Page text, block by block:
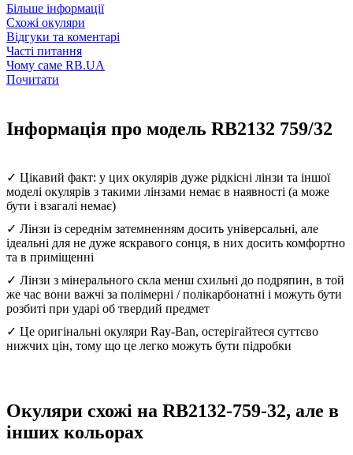
Більше інформації
Схожі окуляри
Відгуки та коментарі
Часті питання
Чому саме RB.UA
Почитати
Інформація про модель RB2132 759/32
✓ Цікавий факт: у цих окулярів дуже рідкісні лінзи та іншої
моделі окулярів з такими лінзами немає в наявності (а може
бути і взагалі немає)
✓ Лінзи із середнім затемненням досить універсальні, але
ідеальні для не дуже яскравого сонця, в них досить комфортно
та в приміщенні
✓ Лінзи з мінерального скла менш схильні до подряпин, в той
же час вони важчі за полімерні / полікарбонатні і можуть бути
розбиті при ударі об твердий предмет
✓ Це оригінальні окуляри Ray-Ban, остерігайтеся суттєво
нижчих цін, тому що це легко можуть бути підробки
Окуляри схожі на RB2132-759-32, але в
інших кольорах